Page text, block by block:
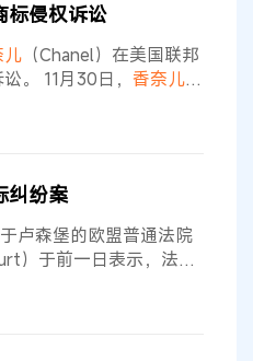
相似。 出售假冒产品的
标侵权诉讼
儿 （Chanel）在美国联邦
。 11月30日， 香奈儿公
法院向身份不明的造假
依据《兰哈姆法案》寻求
出售假冒商品，例如亚
。 虽然被告的身份不
纠纷案
卢森堡的欧盟普通法院
）于前一日表示，法国
与华为公司
，因此判定